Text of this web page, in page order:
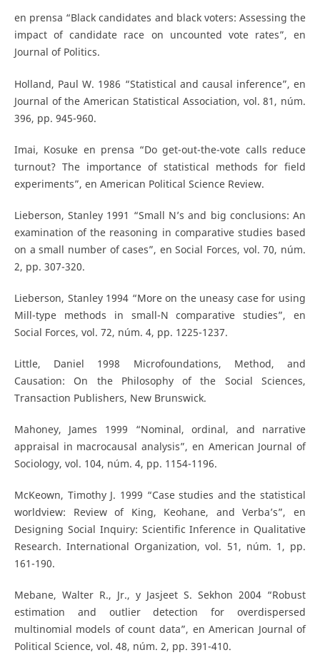
en prensa “Black candidates and black voters: Assessing the
impact of candidate race on uncounted vote rates”, en
Journal of Politics.
Holland, Paul W. 1986 “Statistical and causal inference”, en
Journal of the American Statistical Association, vol. 81, núm.
396, pp. 945-960.
Imai, Kosuke en prensa “Do get-out-the-vote calls reduce
turnout? The importance of statistical methods for field
experiments”, en American Political Science Review.
Lieberson, Stanley 1991 “Small N’s and big conclusions: An
examination of the reasoning in comparative studies based
on a small number of cases”, en Social Forces, vol. 70, núm.
2, pp. 307-320.
Lieberson, Stanley 1994 “More on the uneasy case for using
Mill-type methods in small-N comparative studies”, en
Social Forces, vol. 72, núm. 4, pp. 1225-1237.
Little, Daniel 1998 Microfoundations, Method, and
Causation: On the Philosophy of the Social Sciences,
Transaction Publishers, New Brunswick.
Mahoney, James 1999 “Nominal, ordinal, and narrative
appraisal in macrocausal analysis”, en American Journal of
Sociology, vol. 104, núm. 4, pp. 1154-1196.
McKeown, Timothy J. 1999 “Case studies and the statistical
worldview: Review of King, Keohane, and Verba’s”, en
Designing Social Inquiry: Scientific Inference in Qualitative
Research. International Organization, vol. 51, núm. 1, pp.
161-190.
Mebane, Walter R., Jr., y Jasjeet S. Sekhon 2004 “Robust
estimation and outlier detection for overdispersed
multinomial models of count data”, en American Journal of
Political Science, vol. 48, núm. 2, pp. 391-410.